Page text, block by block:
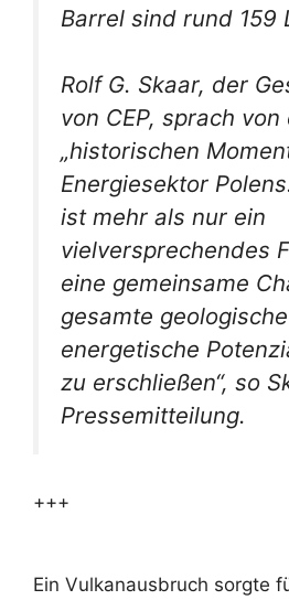
Barrel sind rund 159
Rolf G. Skaar, der
von CEP, sprach von
„historischen
Energiesektor
ist mehr als nur ein
vielversprechendes
eine gemeinsame
gesamte
energetische
zu erschließen“, so
Pressemitteilung.
+++
Ein Vulkanausbruch sorgte